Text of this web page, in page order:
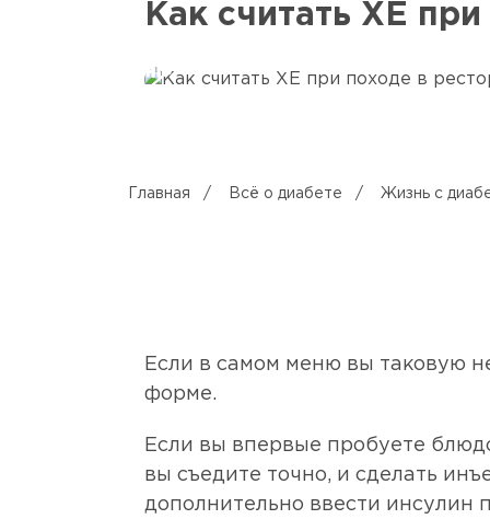
Главная / Всё о диабете / Жизнь с
Как считать ХЕ
Если в самом меню вы таковую
форме.
Если вы впервые пробуете
вы съедите точно, и сделать
дополнительно ввести инсулин